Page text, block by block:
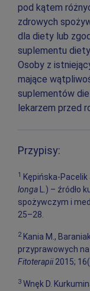
pod kątem
zdrowych
dla diety lub
suplementu
Osoby z
mające
suplementów
lekarzem przed
Przypisy:
1 Kępińska-Pacelik
longa L.) – źródło
spożywczym i
25–28.
2 Kania M.,
przyprawowych na
Fitoterapii 2015;
3 Wnęk D.